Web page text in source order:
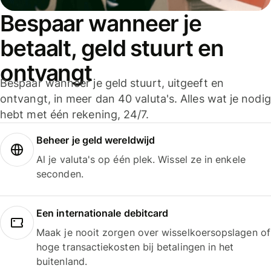
Bespaar wanneer je
betaalt, geld stuurt en
ontvangt
Bespaar wanneer je geld stuurt, uitgeeft en
ontvangt, in meer dan 40 valuta's. Alles wat je nodig
hebt met één rekening, 24/7.
Beheer je geld wereldwijd
Al je valuta's op één plek. Wissel ze in enkele
seconden.
Een internationale debitcard
Maak je nooit zorgen over wisselkoersopslagen of
hoge transactiekosten bij betalingen in het
buitenland.